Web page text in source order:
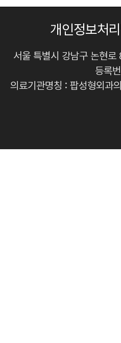
개인정보처
서울 특별시 강남구 논현
등록
의료기관명칭 : 팝성형외